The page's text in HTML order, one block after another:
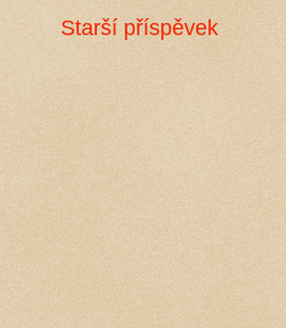
Starší příspěvek